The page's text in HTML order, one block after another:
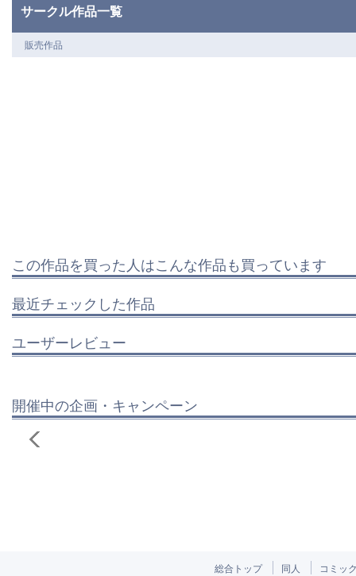
サークル作品一覧
販売作品
この作品を買った人はこんな作品も買っています
最近チェックした作品
ユーザーレビュー
開催中の企画・キャンペーン
総合トップ 同人 コミッ